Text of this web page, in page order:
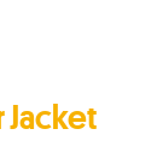
Jacket